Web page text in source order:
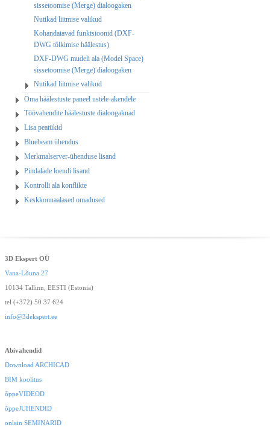
sissetoomise (Merge) dialoogaken
Nutikad liitmise valikud
Kohandatavad funktsioonid (DXF-
DWG tõlkimise häälestus)
DXF-DWG mudeli ala (Model Space)
sissetoomise (Merge) dialoogaken
Nutikad liitmise valikud
Oma häälestuste paneel ustele-akendele
Töövahendite häälestuste dialoogaknad
Lisa peatükid
Bluebeam ühendus
Merkmalserver-ühenduse lisand
Pindalade loendi lisand
Kontrolli ala konflikte
Keskkonnaalased omadused
3D Ekspert OÜ
Vana-Lõuna 27
10134 Tallinn, EESTI (Estonia)
tel (+372) 50 37 624
info@3dekspert.ee
Abivahendid
Download ARCHICAD
BIM koolitus
õppeVIDEOD
õppeJUHENDID
onlain SEMINARID